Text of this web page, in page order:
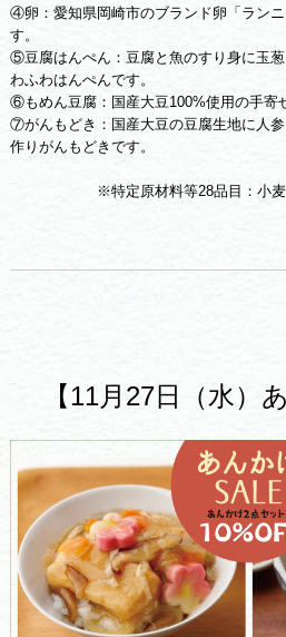
④卵：愛知県岡崎市のブランド卵「ラン
す。
⑤豆腐はんぺん：豆腐と魚のすり身に玉
わふわはんぺんです。
⑥もめん豆腐：国産大豆100%使用の手寄
⑦がんもどき：国産大豆の豆腐生地に人
作りがんもどきです。
※特定原材料等28品目：小
【11月27日（水）